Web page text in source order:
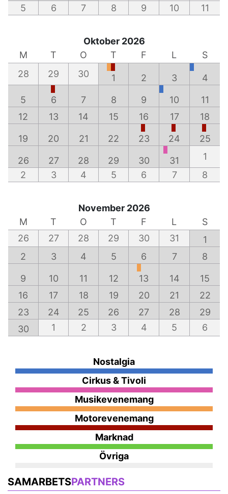
5
6 7 8 9 10 11
Oktober 2026
M
T O T F L
S
28
29 30 1 2 3 4
5 6 7 8 9 10
11
12
13 14 15 16 17 18
19 20 21 22 23 24 25
26 27 28 29 30 31
1
2
3 4 5 6 7 8
November 2026
M
T O T F L
S
26
27 28 29 30 31
1
2
3 4 5 6 7 8
9 10 11 12 13 14
15
16
17 18 19 20 21
22
23
24 25 26 27 28
29
30
1 2 3 4 5 6
Nostalgia
Cirkus & Tivoli
Musikevenemang
Motorevenemang
Marknad
Övriga
SAMARBETSPARTNERS